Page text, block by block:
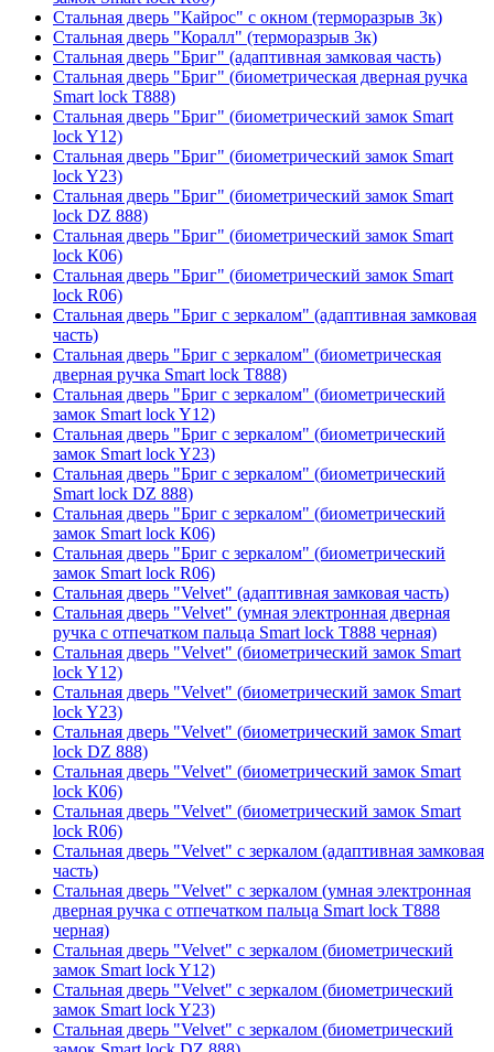
Стальная дверь "Кайрос" с окном (терморазрыв 3к)
Стальная дверь "Коралл" (терморазрыв 3к)
Стальная дверь "Бриг" (адаптивная замковая часть)
Стальная дверь "Бриг" (биометрическая дверная ручка
Smart lock T888)
Стальная дверь "Бриг" (биометрический замок Smart
lock Y12)
Стальная дверь "Бриг" (биометрический замок Smart
lock Y23)
Стальная дверь "Бриг" (биометрический замок Smart
lock DZ 888)
Стальная дверь "Бриг" (биометрический замок Smart
lock К06)
Стальная дверь "Бриг" (биометрический замок Smart
lock R06)
Стальная дверь "Бриг с зеркалом" (адаптивная замковая
часть)
Стальная дверь "Бриг с зеркалом" (биометрическая
дверная ручка Smart lock T888)
Стальная дверь "Бриг с зеркалом" (биометрический
замок Smart lock Y12)
Стальная дверь "Бриг с зеркалом" (биометрический
замок Smart lock Y23)
Стальная дверь "Бриг с зеркалом" (биометрический
Smart lock DZ 888)
Стальная дверь "Бриг с зеркалом" (биометрический
замок Smart lock К06)
Стальная дверь "Бриг с зеркалом" (биометрический
замок Smart lock R06)
Стальная дверь "Velvet" (адаптивная замковая часть)
Стальная дверь "Velvet" (умная электронная дверная
ручка с отпечатком пальца Smart lock T888 черная)
Стальная дверь "Velvet" (биометрический замок Smart
lock Y12)
Стальная дверь "Velvet" (биометрический замок Smart
lock Y23)
Стальная дверь "Velvet" (биометрический замок Smart
lock DZ 888)
Стальная дверь "Velvet" (биометрический замок Smart
lock К06)
Стальная дверь "Velvet" (биометрический замок Smart
lock R06)
Стальная дверь "Velvet" с зеркалом (адаптивная замковая
часть)
Стальная дверь "Velvet" с зеркалом (умная электронная
дверная ручка с отпечатком пальца Smart lock T888
черная)
Стальная дверь "Velvet" с зеркалом (биометрический
замок Smart lock Y12)
Стальная дверь "Velvet" с зеркалом (биометрический
замок Smart lock Y23)
Стальная дверь "Velvet" с зеркалом (биометрический